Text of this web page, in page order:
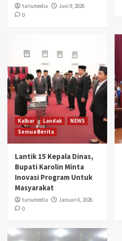
tariumedia
Juni 9, 2026
0
Kalbar Landak
NEWS
Semua Berita
Lantik 15 Kepala Dinas,
Bupati Karolin Minta
Inovasi Program Untuk
Masyarakat
tariumedia
Januari 6, 2026
0